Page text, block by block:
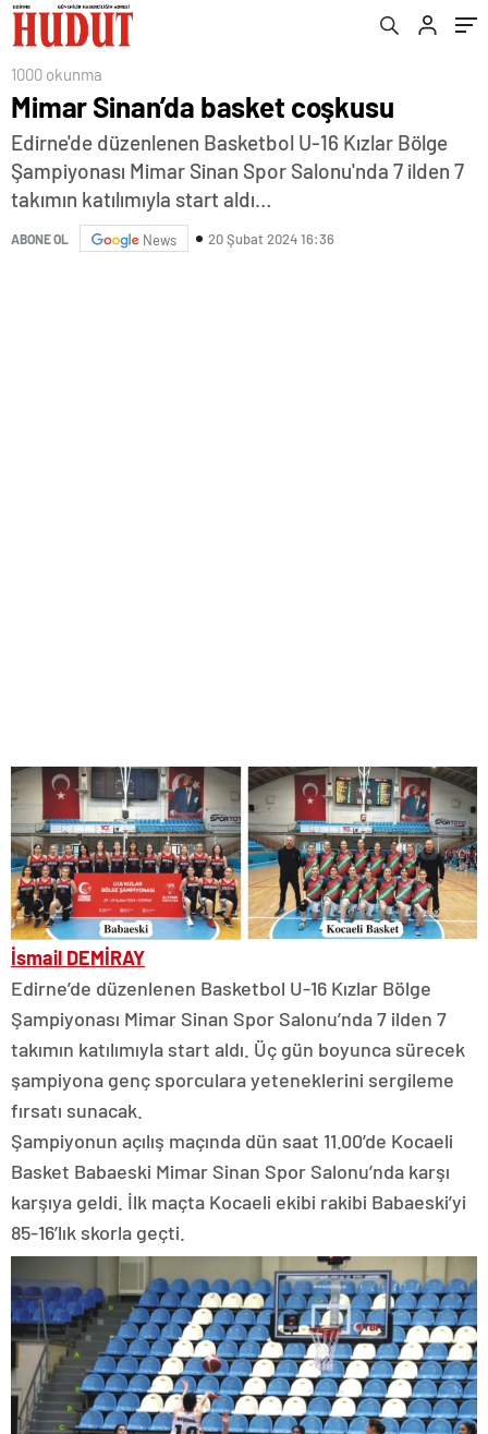
1000 okunma
Mimar Sinan’da basket coşkusu
Edirne'de düzenlenen Basketbol U-16 Kızlar Bölge
Şampiyonası Mimar Sinan Spor Salonu'nda 7 ilden 7
takımın katılımıyla start aldı…
ABONE OL News 20 Şubat 2024 16:36
İsmail DEMİRAY
Edirne’de düzenlenen Basketbol U-16 Kızlar Bölge
Şampiyonası Mimar Sinan Spor Salonu’nda 7 ilden 7
takımın katılımıyla start aldı. Üç gün boyunca sürecek
şampiyona genç sporculara yeteneklerini sergileme
fırsatı sunacak.
Şampiyonun açılış maçında dün saat 11.00’de Kocaeli
Basket Babaeski Mimar Sinan Spor Salonu’nda karşı
karşıya geldi. İlk maçta Kocaeli ekibi rakibi Babaeski’yi
85-16’lık skorla geçti.